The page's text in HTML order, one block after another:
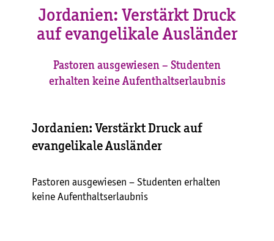
Jordanien: Verstärkt Druck
auf evangelikale Ausländer
Pastoren ausgewiesen – Studenten
erhalten keine Aufenthaltserlaubnis
Jordanien: Verstärkt Druck auf
evangelikale Ausländer
Pastoren ausgewiesen – Studenten erhalten
keine Aufenthaltserlaubnis